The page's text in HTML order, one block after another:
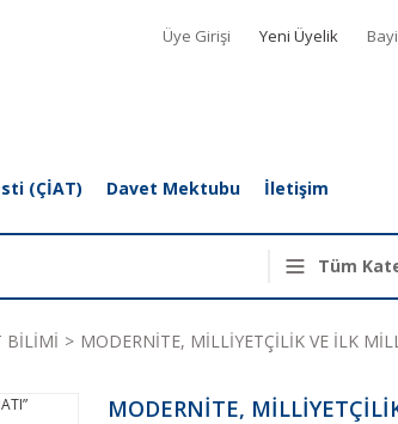
Üye Girişi Yeni Üyelik
(ÇİAT) Davet Mektubu İletişim
BİLİMİ MODERNİTE, MİLLİYETÇİLİK VE İLK
MODERNİTE,